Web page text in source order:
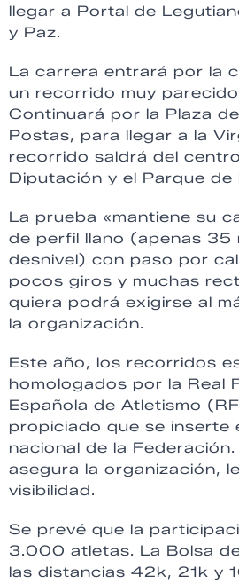
llegar a Portal de
y Paz.
La carrera entrará por la
un recorrido muy
Continuará por la Plaza
Postas, para llegar a la
recorrido saldrá del
Diputación y el Parque de
La prueba «mantiene su
de perfil llano (apenas 35
desnivel) con paso por
pocos giros y muchas
quiera podrá exigirse al
la organización.
Este año, los recorridos
homologados por la Real
Española de Atletismo
propiciado que se inserte
nacional de la
asegura la organización,
visibilidad.
Se prevé que la
3.000 atletas. La Bolsa
las distancias 42k, 21k y